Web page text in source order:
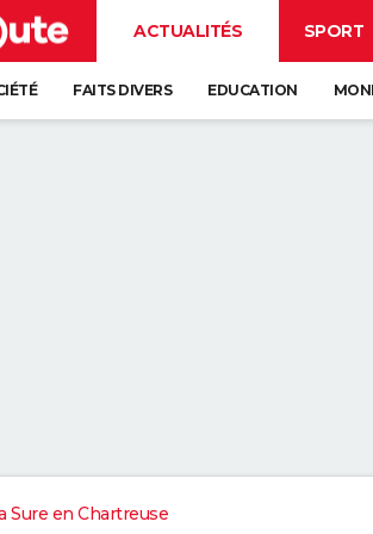
ACTUALITÉS SPORT
FAITS DIVERS EDUCATION
Sure en Chartreuse